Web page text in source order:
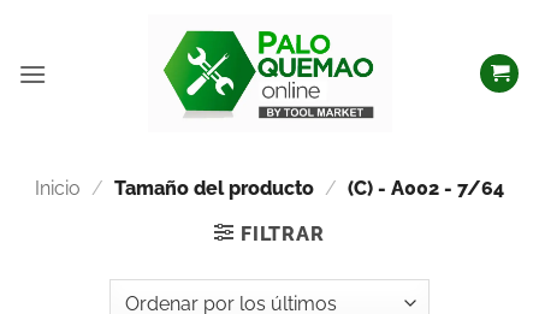
Inicio / Tamaño del producto / (C) - A002 - 7/64
FILTRAR